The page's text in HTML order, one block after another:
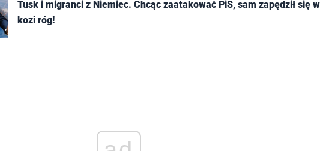
Tusk i migranci z Niemiec. Chcąc zaatakować PiS, sam zapędził się w
kozi róg!